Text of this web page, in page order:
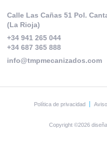
Calle Las Cañas 51 Pol.
(La Rioja)
+34 941 265 044
+34 687 365 888
info@tmpmecanizados.com
Política de privacidad
Copyright ©2026